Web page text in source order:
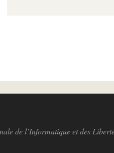
de l’Informatique et des